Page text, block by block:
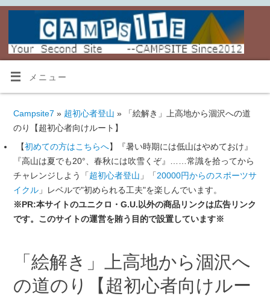
メニュー
Campsite7 » 超初心者登山 » 「絵解き」上高地から涸沢への道
のり【超初心者向けルート】
【初めての方はこちらへ】『暑い時期には低山はやめておけ』
『高山は夏でも20°、春秋には吹雪くぞ』……常識を拾ってから
チャレンジしよう「超初心者登山 」「20000円からのスポーツサ
イクル」レベルで"初められる工夫"を楽しんでいます。
※PR:本サイトのユニクロ・G.U.以外の商品リンクは広告リンク
です。このサイトの運営を賄う目的で設置しています※
「絵解き」上高地から涸沢へ
の道のり【超初心者向けルー